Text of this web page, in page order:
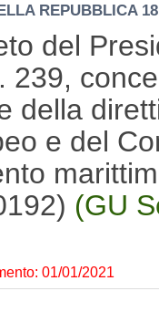
REPUBBLICA
del
239,
della
e del
(GU
01/01/2021